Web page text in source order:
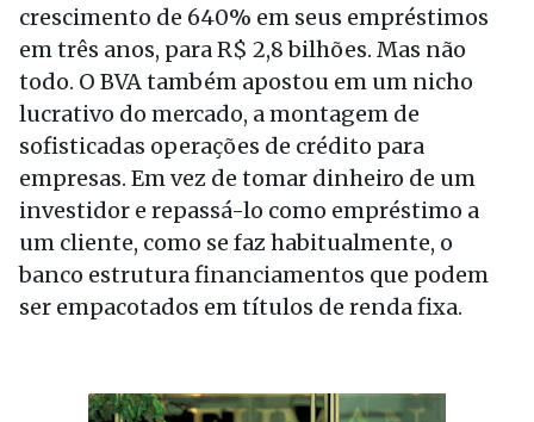
crescimento de 640% em seus empréstimos
em três anos, para R$ 2,8 bilhões. Mas não
todo. O BVA também apostou em um nicho
lucrativo do mercado, a montagem de
sofisticadas operações de crédito para
empresas. Em vez de tomar dinheiro de um
investidor e repassá-lo como empréstimo a
um cliente, como se faz habitualmente, o
banco estrutura financiamentos que podem
ser empacotados em títulos de renda fixa.